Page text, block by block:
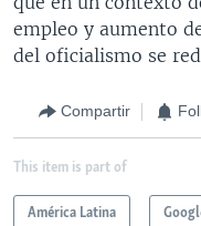
empleo y aumento
del oficialismo se
Compartir
This item is part of
América Latina